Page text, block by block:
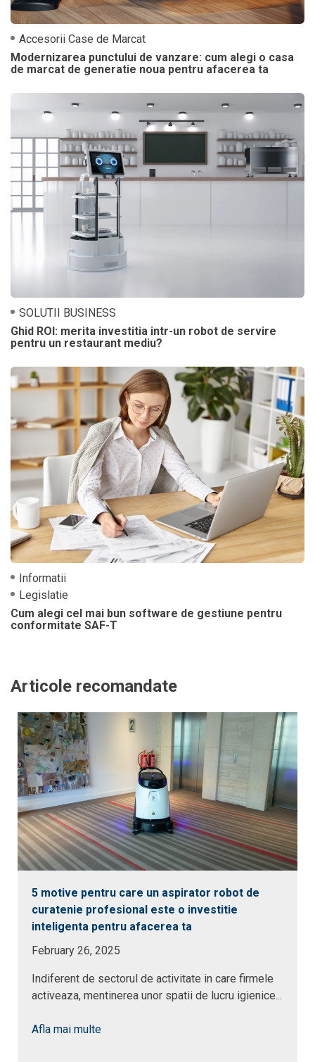
Accesorii Case de Marcat
Modernizarea punctului de vanzare: cum alegi o casa
de marcat de generatie noua pentru afacerea ta
SOLUTII BUSINESS
Ghid ROI: merita investitia intr-un robot de servire
pentru un restaurant mediu?
Informatii
Legislatie
Cum alegi cel mai bun software de gestiune pentru
conformitate SAF-T
Articole recomandate
5 motive pentru care un aspirator robot de
curatenie profesional este o investitie
inteligenta pentru afacerea ta
February 26, 2025
Indiferent de sectorul de activitate in care firmele
activeaza, mentinerea unor spatii de lucru igienice...
Afla mai multe